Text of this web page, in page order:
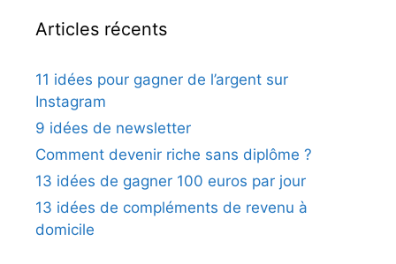
Articles récents
11 idées pour gagner de l’argent sur
Instagram
9 idées de newsletter
Comment devenir riche sans diplôme ?
13 idées de gagner 100 euros par jour
13 idées de compléments de revenu à
domicile